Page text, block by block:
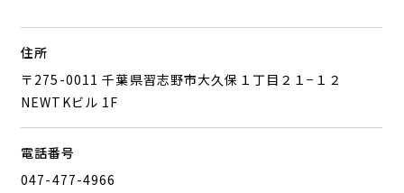
住所
〒275-0011 千葉県習志野市大久保１丁目２１−１２
NEWTKビル 1F
電話番号
047-477-4966